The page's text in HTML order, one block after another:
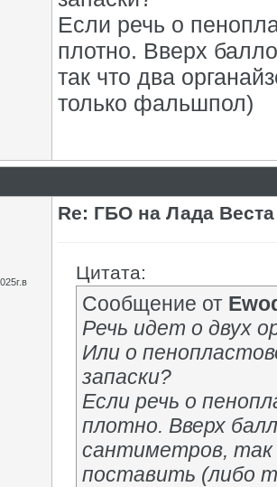
Если речь о
плотно. Вверх
так что два
только фальшпол)
Re: ГБО на Лада Веста
Цитата:
Сообщение от
Речь идет о двух
Или о
запаски?
Если речь о
плотно. Вверх
сантиметров, так
поставить (либо